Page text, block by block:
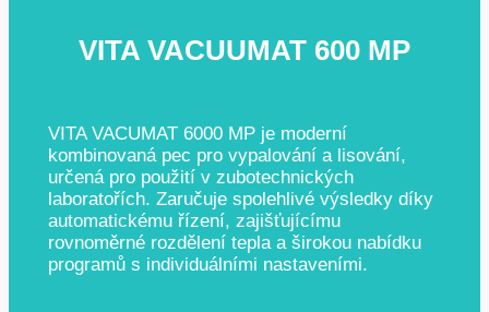
VITA VACUUMAT 600 MP
VITA VACUMAT 6000 MP je moderní
kombinovaná pec pro vypalování a lisování,
určená pro použití v zubotechnických
laboratořích. Zaručuje spolehlivé výsledky díky
automatickému řízení, zajišťujícímu
rovnoměrné rozdělení tepla a širokou nabídku
programů s individuálními nastaveními.